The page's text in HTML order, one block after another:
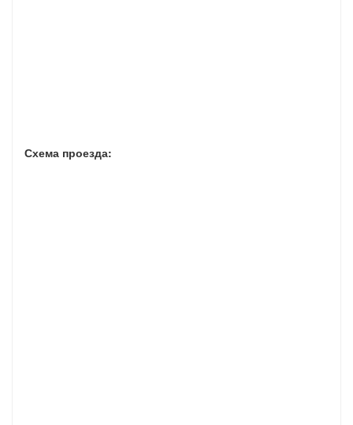
Схема проезда: